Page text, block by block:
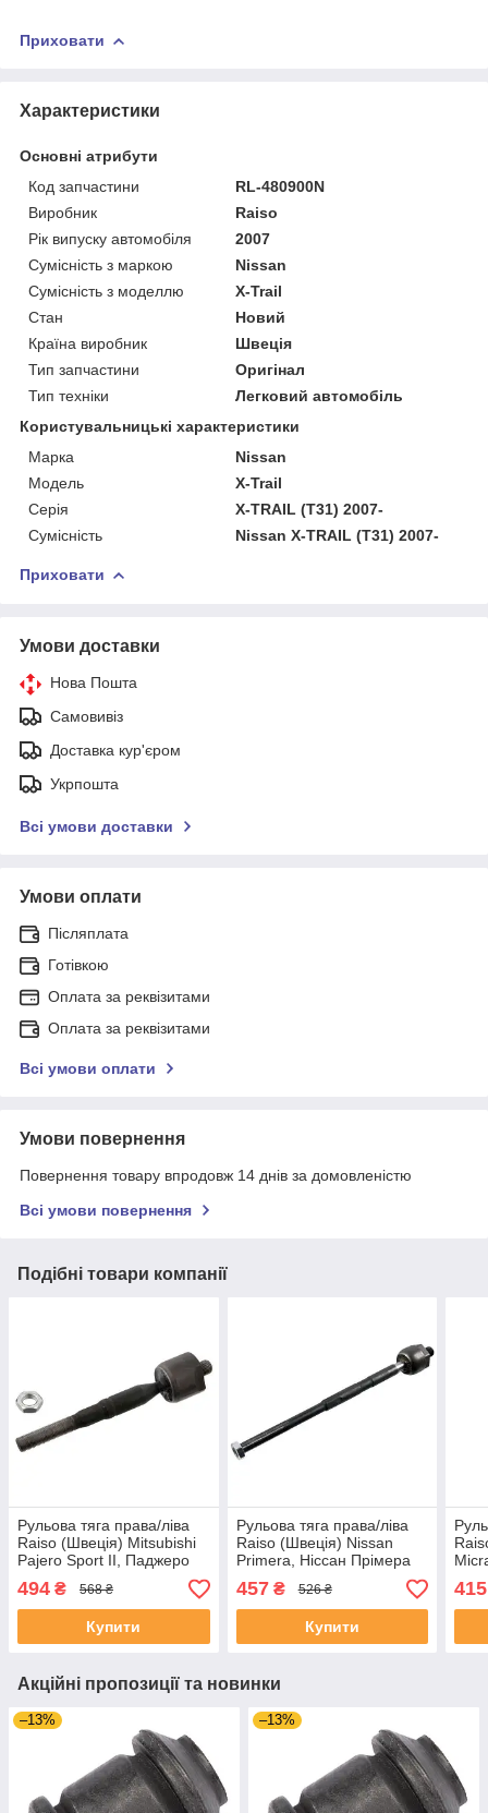
Приховати
Характеристики
Основні атрибути
Код запчастини
RL-480900N
Виробник
Raiso
Рік випуску автомобіля
2007
Сумісність з маркою
Nissan
Сумісність з моделлю
X-Trail
Стан
Новий
Країна виробник
Швеція
Тип запчастини
Оригінал
Тип техніки
Легковий автомобіль
Користувальницькі характеристики
Марка
Nissan
Мoдель
X-Trail
Серія
X-TRAIL (T31) 2007-
Сумісність
Nissan X-TRAIL (T31) 2007-
Приховати
Умови доставки
Нова Пошта
Самовивіз
Доставка кур'єром
Укрпошта
Всі умови доставки
Умови оплати
Післяплата
Готівкою
Оплата за реквізитами
Оплата за реквізитами
Всі умови оплати
Умови повернення
Повернення товару впродовж 14 днів за домовленістю
Всі умови повернення
Подібні товари компанії
Рульова тяга права/ліва
Raiso (Швеція) Mitsubishi
Pajero Sport II, Паджеро
Спорт 2 04- #RL-441173M
UAZTTGI4
494 ₴ 568 ₴
Купити
Рульова тяга права/ліва
Raiso (Швеція) Nissan
Primera, Ніссан Прімера
02- #RL-490610N
UAOZHED4
457₴ 526 ₴
Купити
03
415
Акційні пропозиції та новинки
–13% –13%